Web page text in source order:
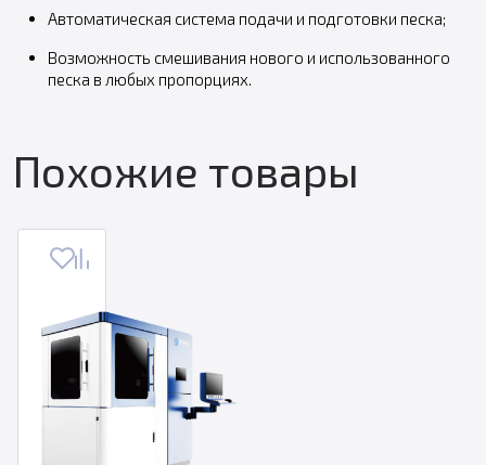
Автоматическая система подачи и подготовки песка;
Возможность смешивания нового и использованного
песка в любых пропорциях.
Похожие товары